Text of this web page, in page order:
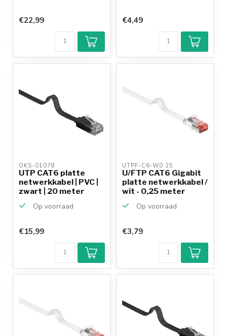
€22,99 €4,49
OKS-01078
UTP CAT6 platte
netwerkkabel | PVC |
zwart | 20 meter
Op voorraad
€15,99
UTPF-C6-W0.25
U/FTP CAT6 Gigabit
platte netwerkkabel /
wit - 0,25 meter
Op voorraad
€3,79